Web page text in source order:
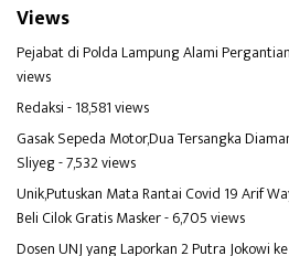
Views
Pejabat di Polda Lampung Alami
views
Redaksi- 18,581 views
Gasak Sepeda Motor,Dua Tersangka
Sliyeg- 7,532 views
Unik,Putuskan Mata Rantai Covid 19 Arif
Beli Cilok Gratis Masker- 6,705 views
Dosen UNJ yang Laporkan 2 Putra Jokowi